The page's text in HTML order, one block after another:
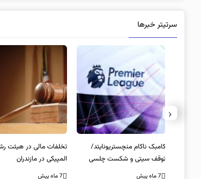
سرتیتر خبرها
تخلفات مالی در هیئت رشته‌ای
المپیکی در مازندران
7 ماه پیش
سرپرست فدراسیون کبدی
منصوب شد
7 ماه پیش
‹